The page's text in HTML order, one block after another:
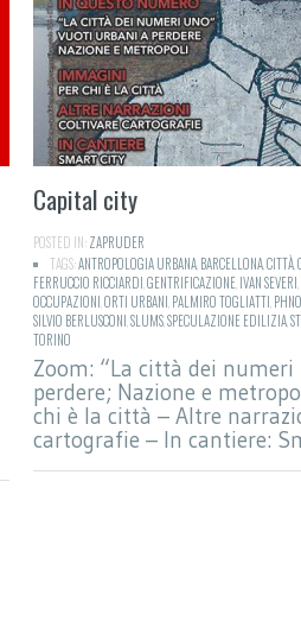
Capital city
POSTED IN:ZAPRUDER
TAGS:ANTROPOLOGIA URBANA BARCELLONACITTÀ
FERRUCCIO RICCIARDI GENTRIFICAZIONE IVAN SEVERI
OCCUPAZIONI ORTI URBANI PALMIRO TOGLIATTI
SILVIO BERLUSCONI SLUMSSPECULAZIONE EDILIZIA
TORINO
Zoom: “La città dei
perdere; Nazione e
chi è la città – Altre
cartografie – In cantiere: